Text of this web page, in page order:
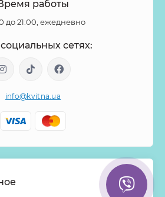
работы
до 21:00, ежедневно
сетях:
info@kvitna.ua